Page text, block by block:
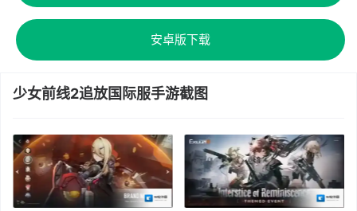
安卓版下载
少女前线2追放国际服手游截图